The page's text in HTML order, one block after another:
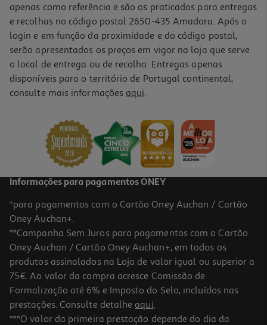
-40%
Sidra Bandida Maçã 1l
Price reduced from
-40%
Sidra Bandida Do Pomar Manga Lata 0.33l (sdr)
apenas como referência e são os praticados para entregas
e recolhas no código postal 2650-435 Amadora. Após o
login e em função da proximidade e do código postal,
serão apresentados os preços em vigor na loja que serve
o local de entrega ou de recolha. Entregas apenas
disponíveis para o território de Portugal continental,
consulte mais informações aqui.
Informações para pagamentos ONEY
*para pagamentos com o Cartão Oney Auchan / Cartão
Oney Auchan+.
**Campanha Sem Juros para pagamentos com o Cartão
Oney Auchan / Cartão Oney Auchan+, em todos os
produtos assinalados na Loja de valor igual ou superior a
75€. Ao valor da compra acresce Comissão de
Formalização até 6% e Imposto do Selo, incluídos nas
prestações. Consulte detalhe aqui.
***O valor da primeira prestação depende do dia da